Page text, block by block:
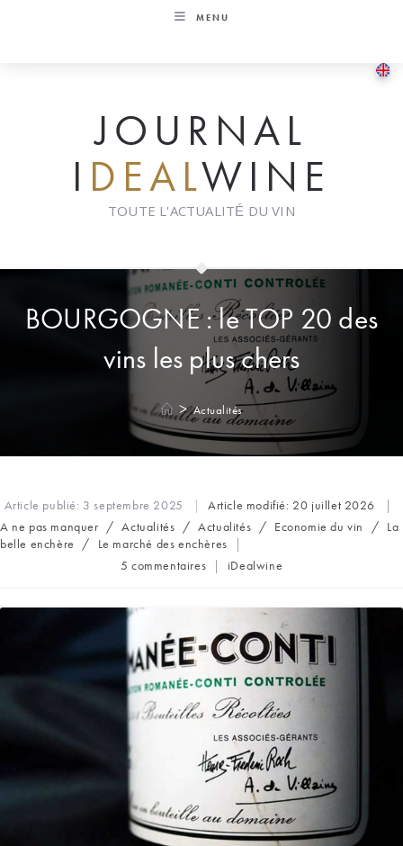
MENU
JOURNAL
I DEALWINE
TOUTE L'ACTUALITÉ DU VIN
BOURGOGNE : le TOP 20 des
vins les plus chers
> Actualités
Article publié: 3 septembre 2025 Article modifié: 20 juillet 2026
Post
category:
A ne pas manquer / Actualités / Actualités / Economie du vin / La
belle enchère
/
Le marché des enchères
Commentaires
publication :
5 commentaires
Auteur/autrice
publication :
iDealwine